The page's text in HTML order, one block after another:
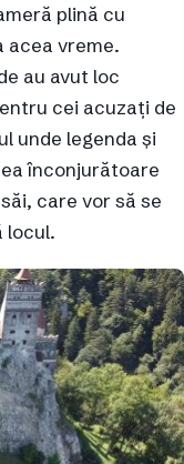
plină cu
vreme.
au avut loc
cei acuzați de
unde legenda și
înconjurătoare
care vor să se
locul.